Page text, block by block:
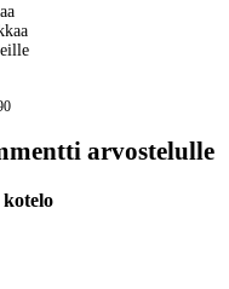
arvostelulle